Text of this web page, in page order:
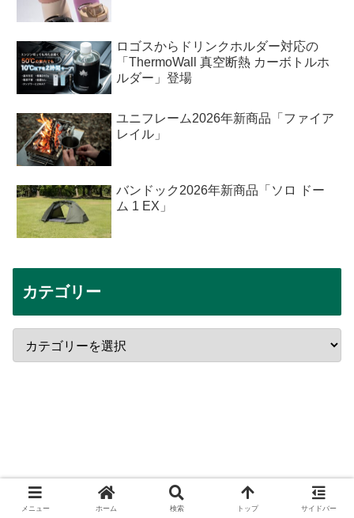
ロゴスからドリンクホルダー対応の
「ThermoWall 真空断熱 カーボトルホ
ルダー」登場
ユニフレーム2026年新商品「ファイア
レイル」
バンドック2026年新商品「ソロ ドー
ム 1 EX」
カテゴリー
メニュー ホーム 検索 トップ サイドバー